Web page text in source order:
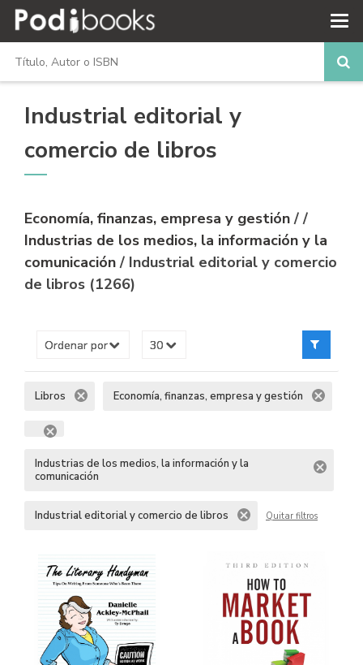
Industrial editorial y
comercio de libros
Economía, finanzas, empresa y gestión//
Industrias de los medios, la información y la
comunicación/ Industrial editorial y comercio
de libros (1266)
Libros Economía, finanzas, empresa y gestión
Industrias de los medios, la información y la
comunicación
Industrial editorial y comercio de libros Quitar filtros